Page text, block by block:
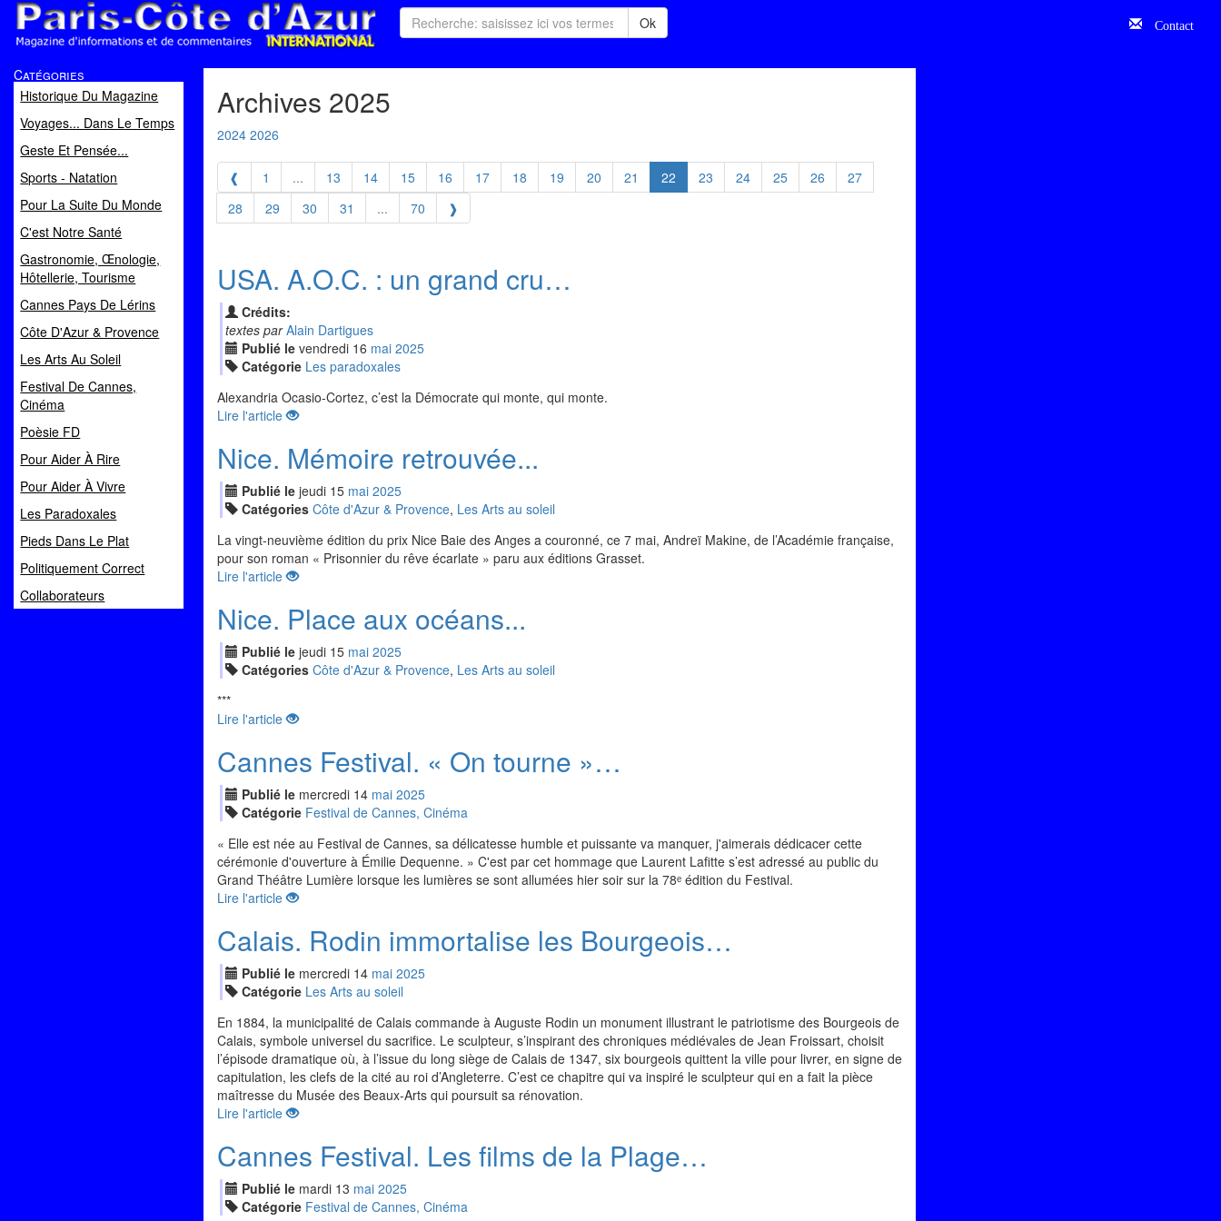
Magazine d'informations et de commentaires
Ok Contact
Catégories
Historique Du Magazine
Voyages... Dans Le Temps
Geste Et Pensée...
Sports - Natation
Pour La Suite Du Monde
C'est Notre Santé
Gastronomie, Œnologie,
Hôtellerie, Tourisme
Cannes Pays De Lérins
Côte D'Azur & Provence
Les Arts Au Soleil
Festival De Cannes,
Cinéma
Poèsie FD
Pour Aider À Rire
Pour Aider À Vivre
Les Paradoxales
Pieds Dans Le Plat
Politiquement Correct
Collaborateurs
Archives 2025
2024 2026
❰ 1 ... 13 14 15 16 17 18 19 20 21 22 23 24 25 26
27
28
29 30 31 ... 70 ❱
USA. A.O.C. : un grand cru…
Crédits:
textes par Alain Dartigues
Publié le vendredi 16 mai 2025
Catégorie Les paradoxales
Alexandria Ocasio-Cortez, c’est la Démocrate qui monte, qui monte.
Lire l'article
Nice. Mémoire retrouvée...
Publié le jeudi 15 mai 2025
Catégories Côte d'Azur & Provence, Les Arts au soleil
La vingt-neuvième édition du prix Nice Baie des Anges a couronné, ce 7 mai, Andreï Makine, de l’Académie française,
pour son roman « Prisonnier du rêve écarlate » paru aux éditions Grasset.
Lire l'article
Nice. Place aux océans...
Publié le jeudi 15 mai 2025
Catégories Côte d'Azur & Provence, Les Arts au soleil
***
Lire l'article
Cannes Festival. « On tourne »…
Publié le mercredi 14 mai 2025
Catégorie Festival de Cannes, Cinéma
« Elle est née au Festival de Cannes, sa délicatesse humble et puissante va manquer, j'aimerais dédicacer cette
cérémonie d'ouverture à Émilie Dequenne. » C'est par cet hommage que Laurent Lafitte s’est adressé au public du
Grand Théâtre Lumière lorsque les lumières se sont allumées hier soir sur la 78ᵉ édition du Festival.
Lire l'article
Calais. Rodin immortalise les Bourgeois…
Publié le mercredi 14 mai 2025
Catégorie Les Arts au soleil
En 1884, la municipalité de Calais commande à Auguste Rodin un monument illustrant le patriotisme des Bourgeois de
Calais, symbole universel du sacrifice. Le sculpteur, s’inspirant des chroniques médiévales de Jean Froissart, choisit
l’épisode dramatique où, à l’issue du long siège de Calais de 1347, six bourgeois quittent la ville pour livrer, en signe de
capitulation, les clefs de la cité au roi d’Angleterre. C’est ce chapitre qui va inspiré le sculpteur qui en a fait la pièce
maîtresse du Musée des Beaux-Arts qui poursuit sa rénovation.
Lire l'article
Cannes Festival. Les films de la Plage…
Publié le mardi 13 mai 2025
Catégorie Festival de Cannes, Cinéma